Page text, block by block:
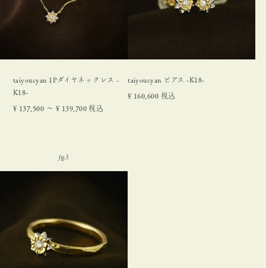
taiyoucyan 1Pダイヤネックレス -
K18-
¥ 137,500 〜 ¥ 139,700 税込
taiyoucyan ピアス -K18-
¥ 160,600 税込